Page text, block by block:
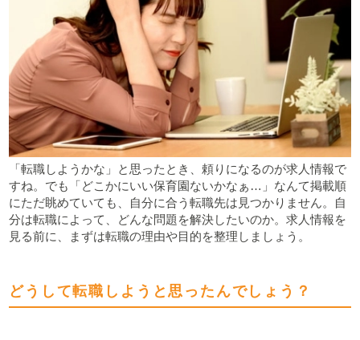
「転職しようかな」と思ったとき、頼りになるのが求人情報で
すね。でも「どこかにいい保育園ないかなぁ…」なんて掲載順
にただ眺めていても、自分に合う転職先は見つかりません。自
分は転職によって、どんな問題を解決したいのか。求人情報を
見る前に、まずは転職の理由や目的を整理しましょう。
どうして転職しようと思ったんでしょう？